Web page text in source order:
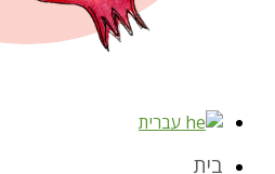
עברית
בית